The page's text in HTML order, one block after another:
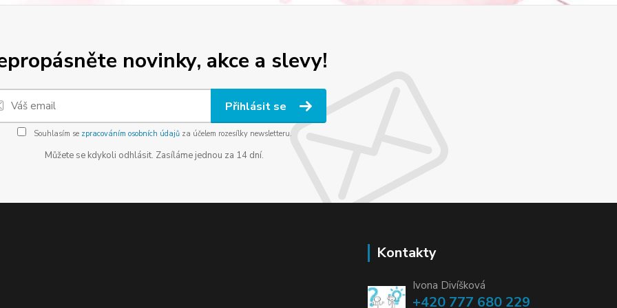
novinky, akce a slevy!
Přihlásit se
Souhlasím se zpracováním osobních údajůza účelem rozesílky newsletteru.
Můžete se kdykoli odhlásit. Zasíláme jednou za 14 dní.
Kontakty
Ivona Divíšková
+420 777 680 229